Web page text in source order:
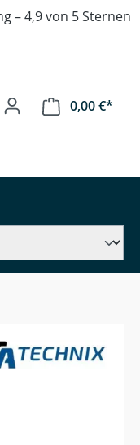
– 4,9 von 5 Sternen
0,00 €*